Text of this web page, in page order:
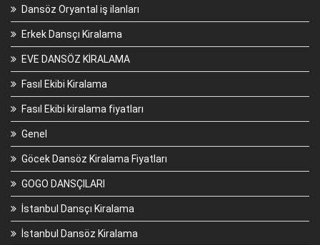
Dansöz Oryantal iş ilanları
Erkek Dansçı Kiralama
EVE DANSÖZ KİRALAMA
Fasıl Ekibi Kiralama
Fasıl Ekibi kiralama fiyatları
Genel
Göcek Dansöz Kiralama Fiyatları
GOGO DANSÇILARI
İstanbul Dansçı Kiralama
İstanbul Dansöz Kiralama